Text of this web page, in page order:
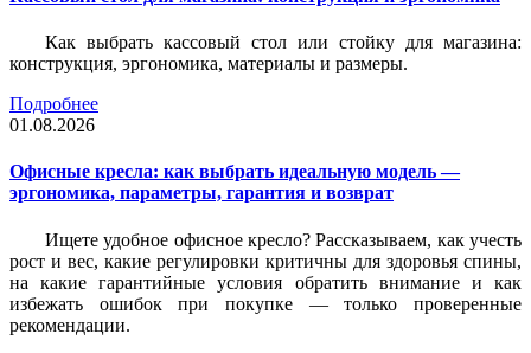
Как выбрать кассовый стол или стойку для магазина:
конструкция, эргономика, материалы и размеры.
Подробнее
01.08.2026
Офисные кресла: как выбрать идеальную модель —
эргономика, параметры, гарантия и возврат
Ищете удобное офисное кресло? Рассказываем, как учесть
рост и вес, какие регулировки критичны для здоровья спины,
на какие гарантийные условия обратить внимание и как
избежать ошибок при покупке — только проверенные
рекомендации.